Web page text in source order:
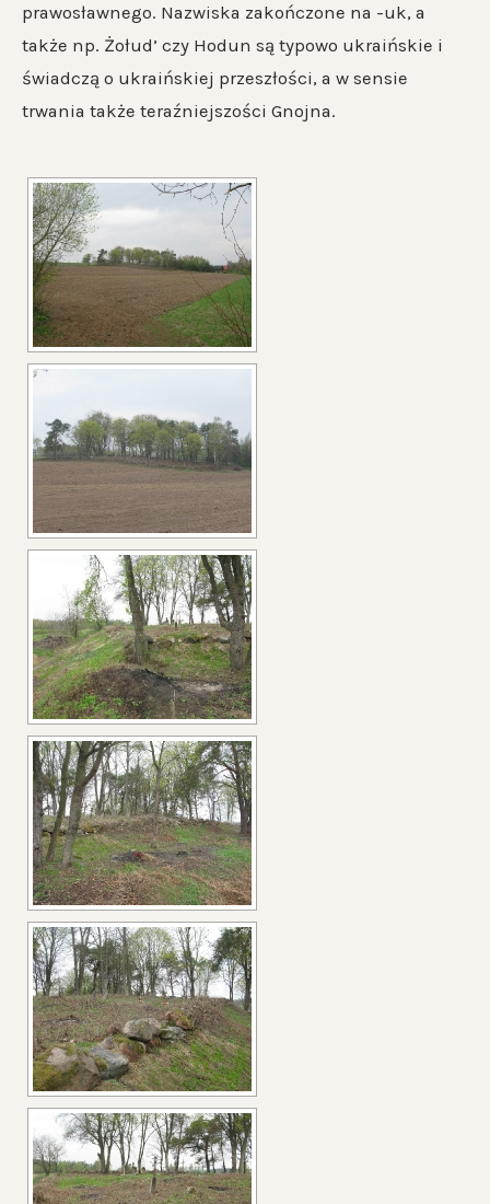
prawosławnego. Nazwiska zakończone na -uk, a
także np. Żołud’ czy Hodun są typowo ukraińskie i
świadczą o ukraińskiej przeszłości, a w sensie
trwania także teraźniejszości Gnojna.